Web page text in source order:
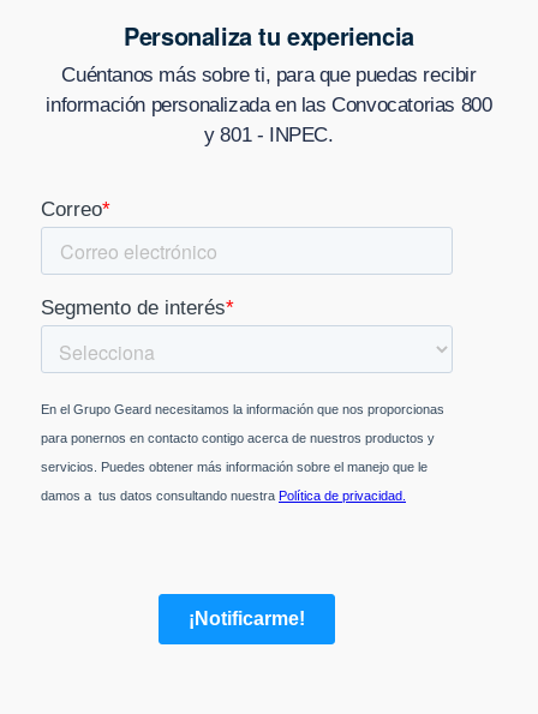
Personaliza tu experiencia
Cuéntanos más sobre ti, para que puedas recibir
información personalizada en las Convocatorias 800
y 801 - INPEC.